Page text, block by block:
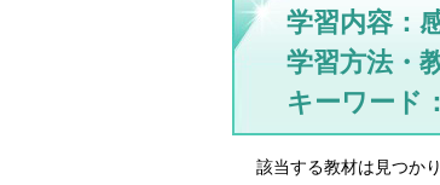
学習内容：
学習方法・
キーワード
該当する教材は見つか